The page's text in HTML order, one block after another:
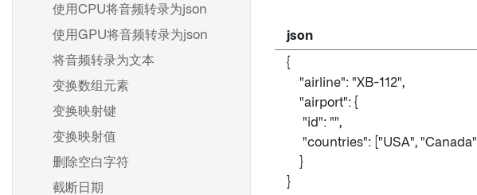
使用CPU将音频转录为json
使用GPU将音频转录为json
将音频转录为文本
变换数组元素
变换映射键
变换映射值
删除空白字符
截断日期
json
{
"airline": "XB-112",
"airport": {
"id": "",
"countries": ["USA", "Canada"]
}
}